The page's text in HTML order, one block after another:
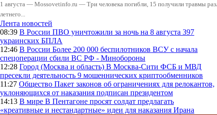
1 августа — Mossovetinfo.ru — Три человека погибли, 15 получили травмы
летнего...
Лента новостей
08:39 В России ПВО уничтожили за ночь на 8 августа 397
украинских БПЛА
12:46 В России Более 200 000 беспилотников ВСУ с начала
спецоперации сбили ВС РФ - Минобороны
12:28 Город (Москва и область) В Москва-Сити ФСБ и МВД
пресекли деятельность 9 мошеннических криптообменников
11:27 Общество Пакет законов об ограничениях для релокантов,
уклоняющихся от наказания подписан президентом
14:13 В мире В Пентагоне просят солдат предлагать
«креативные и нестандартные» идеи для наказания Ирана